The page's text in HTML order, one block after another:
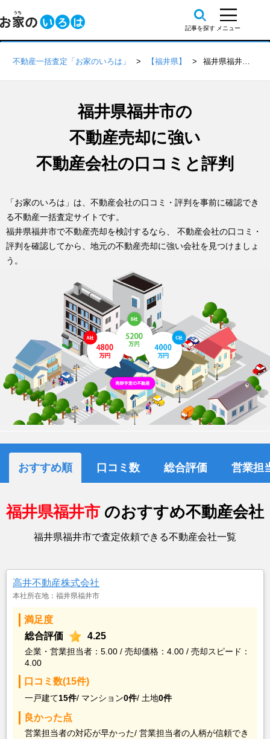
不動産一括査定「お家のいろは」 【福井県】 福井県福井市の不動産会社 口コミ・評判一覧
福井県福井市の
不動産売却に強い
不動産会社の口コミと評判
「お家のいろは」は、不動産会社の口コミ・評判を事前に確認でき
る不動産一括査定サイトです。
福井県福井市で不動産売却を検討するなら、 不動産会社の口コミ・
評判を確認してから、地元の不動産売却に強い会社を見つけましょ
う。
おすすめ順 口コミ数 総合評価 営業担
福井県福井市 のおすすめ不動産会社
福井県福井市で査定依頼できる不動産会社一覧
高井不動産株式会社
本社所在地：福井県福井市
満足度
総合評価
4.25
企業・営業担当者：5.00 / 売却価格：4.00 / 売却スピード：
4.00
口コミ数(15件)
一戸建て15件/ マンション0件/ 土地0件
良かった点
営業担当者の対応が早かった/ 営業担当者の人柄が信頼でき